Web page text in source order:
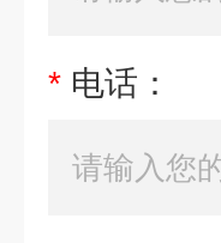
* 电话：